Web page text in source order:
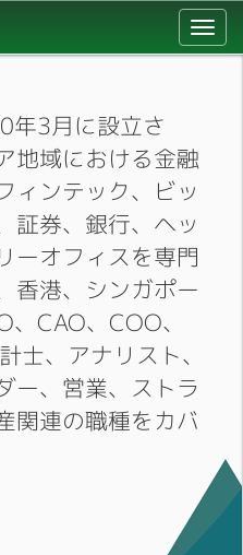
3月に設立さ
地域における金融
ィンテック、ビッ
証券、銀行、ヘッ
ーオフィスを専門
香港、シンガポー
CAO、COO、
士、アナリスト、
ー、営業、ストラ
関連の職種をカバ